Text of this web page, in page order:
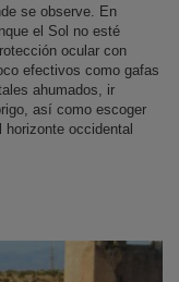
se observe. En
el Sol no esté
ocular con
efectivos como gafas
ahumados, ir
así como escoger
horizonte occidental